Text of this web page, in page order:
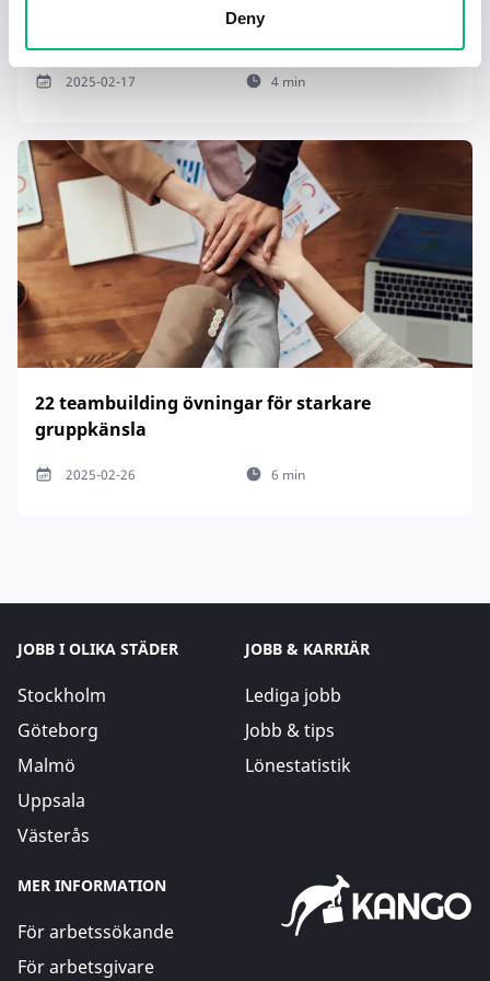
Deny
Tecken på en dålig chef – och hur du hanterar
2025-02-17 4 min
22 teambuilding övningar för starkare
gruppkänsla
2025-02-26 6 min
JOBB I OLIKA STÄDER
Stockholm
Göteborg
Malmö
Uppsala
Västerås
JOBB & KARRIÄR
Lediga jobb
Jobb & tips
Lönestatistik
MER INFORMATION
För arbetssökande
För arbetsgivare